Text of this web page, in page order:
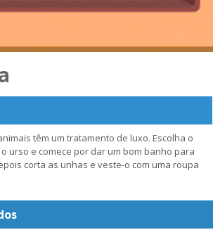
têm um tratamento de luxo. Escolha o
urso e comece por dar um bom banho para
corta as unhas e veste-o com uma roupa